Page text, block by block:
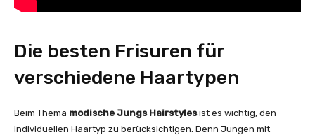
Die besten Frisuren für
verschiedene Haartypen
Beim Thema modische Jungs Hairstylesist es wichtig, den
individuellen Haartyp zu berücksichtigen. Denn Jungen mit